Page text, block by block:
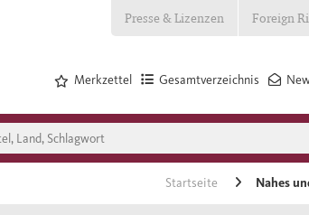
Presse & Lizenzen Foreign
Gesamtverzeichnis
Merkzettel
Startseite Nahes